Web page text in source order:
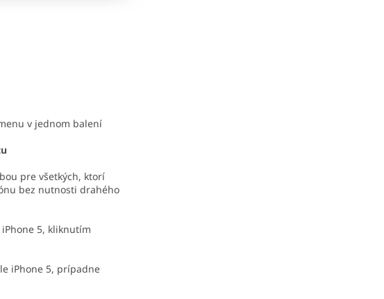
v jednom balení
pre všetkých, ktorí
bez nutnosti drahého
5, kliknutím
iPhone 5, prípadne